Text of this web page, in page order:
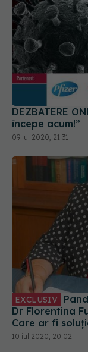
DEZBATERE
începe acum!”
09 iul 2020, 21:31
EXCLUSIV
Dr Florentina
Care ar fi
10 iul 2020, 20:02